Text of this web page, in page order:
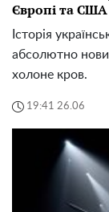
Європі та США
Історія
абсолютно
холоне кров.
19:41 26.06